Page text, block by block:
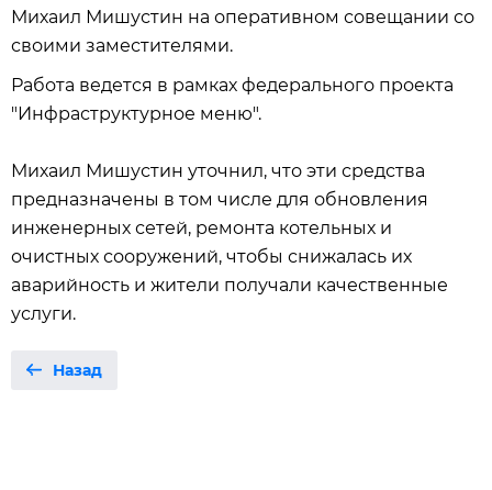
Михаил Мишустин на оперативном совещании со
своими заместителями.
Работа ведется в рамках федерального проекта
"Инфраструктурное меню".
Михаил Мишустин уточнил, что эти средства
предназначены в том числе для обновления
инженерных сетей, ремонта котельных и
очистных сооружений, чтобы снижалась их
аварийность и жители получали качественные
услуги.
Назад